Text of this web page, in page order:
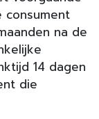
consument
na de
14 dagen
die